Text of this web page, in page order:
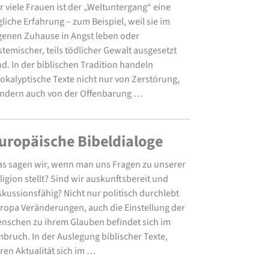
viele Frauen ist der „Weltuntergang“ eine
Erfahrung – zum Beispiel, weil sie im
Zuhause in Angst leben oder
teils tödlicher Gewalt ausgesetzt
In der biblischen Tradition handeln
Texte nicht nur von Zerstörung,
auch von der Offenbarung …
Bibeldialoge
sagen wir, wenn man uns Fragen zu unserer
stellt? Sind wir auskunftsbereit und
Nicht nur politisch durchlebt
Veränderungen, auch die Einstellung der
zu ihrem Glauben befindet sich im
In der Auslegung biblischer Texte,
Aktualität sich im …